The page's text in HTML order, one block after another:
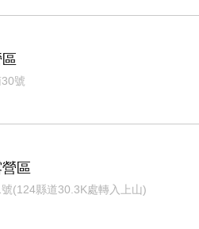
號
區
(124縣道30.3K處轉入上山)